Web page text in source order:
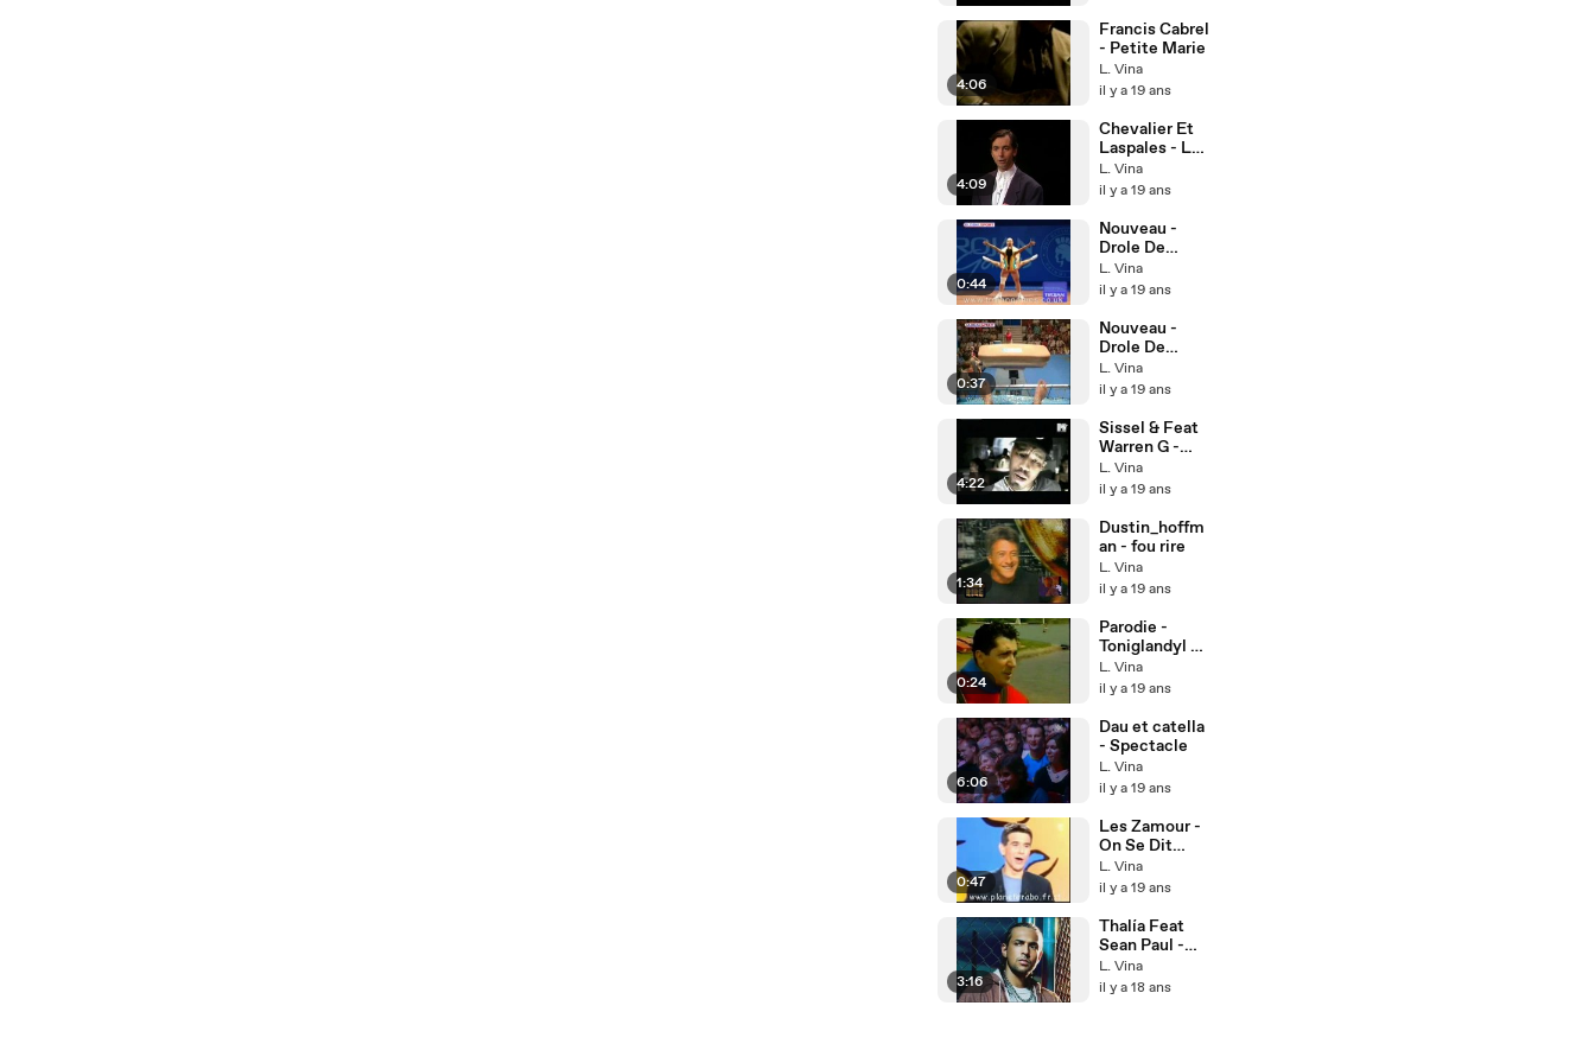
4:06
Francis Cabrel
- Petite Marie
L. Vina
il y a 19 ans
4:09
Chevalier Et
Laspales - Le
Racisme
L. Vina
il y a 19 ans
0:44
Nouveau -
Drole De
Sport -
Haltères
L. Vina
il y a 19 ans
0:37
Nouveau -
Drole De
Sport - Gym
L. Vina
il y a 19 ans
4:22
Sissel & Feat
Warren G -
Prince Igor
L. Vina
il y a 19 ans
1:34
Dustin_hoffm
an - fou rire
L. Vina
il y a 19 ans
0:24
Parodie -
Toniglandyl -
C'est DU
Beton!!
L. Vina
il y a 19 ans
6:06
Dau et catella
- Spectacle
L. Vina
il y a 19 ans
0:47
Les Zamour -
On Se Dit
Tous!!!
L. Vina
il y a 19 ans
3:16
Thalía Feat
Sean Paul -
Aventurero
exclusive!!
L. Vina
il y a 18 ans